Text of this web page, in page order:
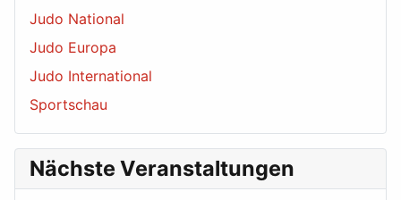
Judo National
Judo Europa
Judo International
Sportschau
Nächste Veranstaltungen